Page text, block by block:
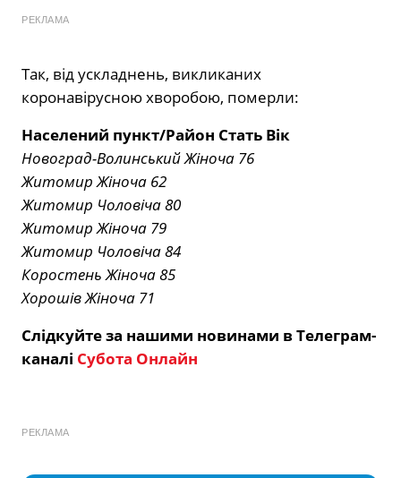
РЕКЛАМА
Так, від ускладнень, викликаних
коронавірусною хворобою, померли:
Населений пункт/Район Стать Вік
Новоград-Волинський Жіноча 76
Житомир Жіноча 62
Житомир Чоловіча 80
Житомир Жіноча 79
Житомир Чоловіча 84
Коростень Жіноча 85
Хорошів Жіноча 71
Слідкуйте за нашими новинами в Телеграм-
каналі Субота Онлайн
РЕКЛАМА